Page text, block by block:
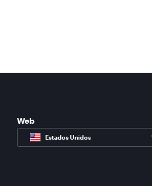
Web
Estados Unidos